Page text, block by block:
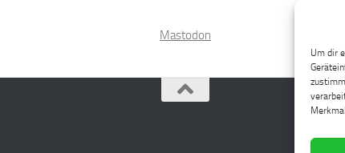
Um dir
Mastodon